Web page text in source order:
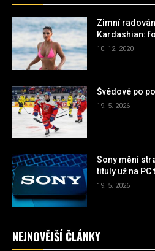
Zimní
Kardashian:
miniaturních
10. 12. 2020
Švédové po
19. 5. 2026
Sony mění
tituly už na
19. 5. 2026
NEJNOVĚJŠÍ ČLÁNKY